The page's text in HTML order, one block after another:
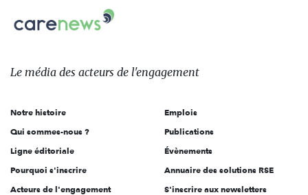
sur:
Le
des
l'engagement
Le média des acteurs de l'engagement
Notre histoire
Qui sommes-nous ?
Ligne éditoriale
Pourquoi s'inscrire
Acteurs de l'engagement
Emplois
Publications
Évènements
Annuaire des solutions RSE
S'inscrire aux newsletters